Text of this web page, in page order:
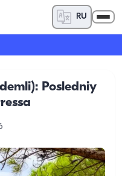
RU
Posledniy